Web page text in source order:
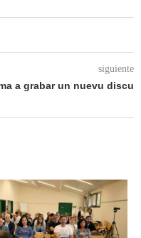
siguiente
a grabar un nuevu discu